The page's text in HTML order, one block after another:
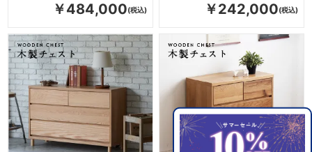
￥484,000 ￥242,000